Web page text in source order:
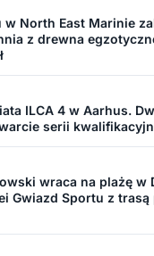
w North East Marinie
z drewna
ILCA 4 w Aarhus.
serii
wraca na plażę w
Gwiazd Sportu z